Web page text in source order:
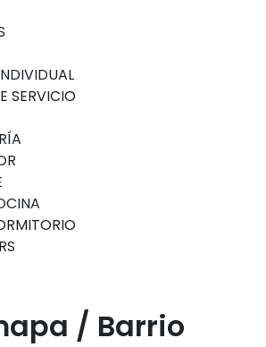
SERVICIO
/ Barrio